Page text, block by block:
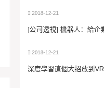
2018-12-21
[公司透視] 機器人：給企
2018-12-21
深度學習這個大招放到